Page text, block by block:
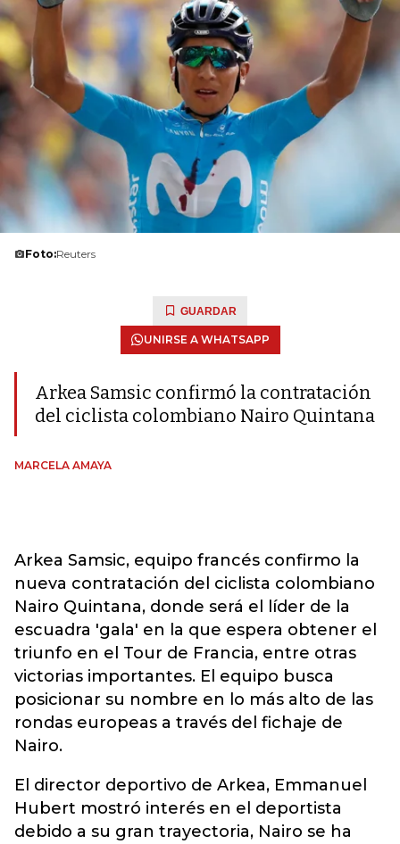
Foto:Reuters
GUARDAR
UNIRSE A WHATSAPP
Arkea Samsic confirmó la contratación
del ciclista colombiano Nairo Quintana
MARCELA AMAYA
Arkea Samsic, equipo francés confirmo la
nueva contratación del ciclista colombiano
Nairo Quintana, donde será el líder de la
escuadra 'gala' en la que espera obtener el
triunfo en el Tour de Francia, entre otras
victorias importantes. El equipo busca
posicionar su nombre en lo más alto de las
rondas europeas a través del fichaje de
Nairo.
El director deportivo de Arkea, Emmanuel
Hubert mostró interés en el deportista
debido a su gran trayectoria, Nairo se ha